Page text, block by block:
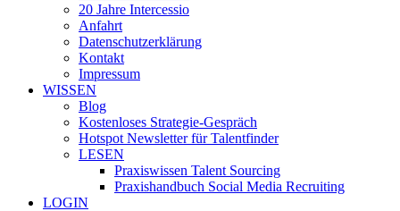
20 Jahre Intercessio
Anfahrt
Datenschutzerklärung
Kontakt
Impressum
WISSEN
Blog
Kostenloses Strategie-Gespräch
Hotspot Newsletter für Talentfinder
LESEN
Praxiswissen Talent Sourcing
Praxishandbuch Social Media Recruiting
LOGIN